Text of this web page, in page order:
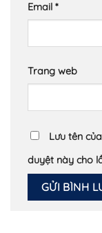
Email *
Trang web
Lưu tên
duyệt này cho